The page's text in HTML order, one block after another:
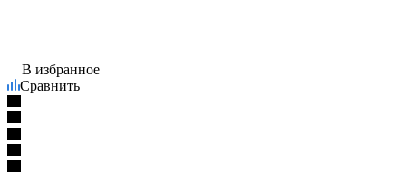
В избранное
Сравнить